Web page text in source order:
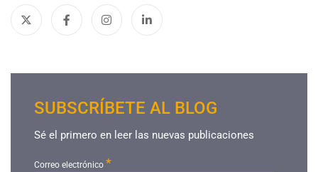
SUBSCRÍBETE AL BLOG
Sé el primero en leer las nuevas publicaciones
Correo electrónico *